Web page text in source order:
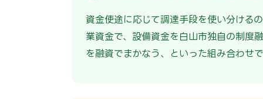
資金使途に応じて調達手段を使い分ける
業資金で、設備資金を白山市独自の制度
を融資でまかなう、といった組み合わせ